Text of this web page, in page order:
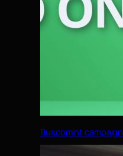
Buscomint campaign